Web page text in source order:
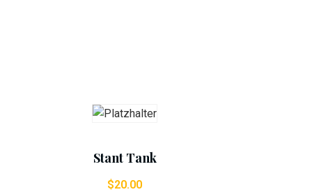
Stant Tank
$20.00